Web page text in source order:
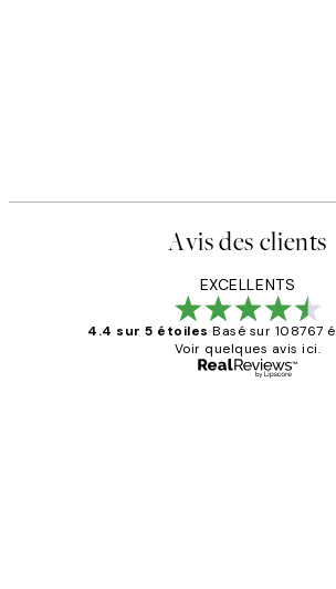
Avis des clients
EXCELLENTS
4.4 sur 5 étoiles Basé sur 108767
Voir quelques avis ici.